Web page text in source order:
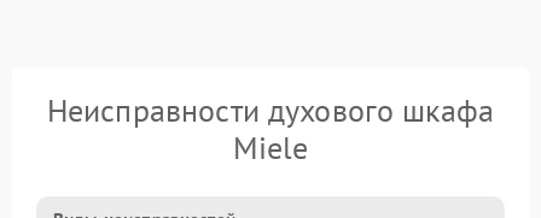
Неисправности духового шкафа
Miele